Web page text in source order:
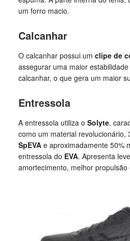
um forro macio.
Calcanhar
O calcanhar possui um clipe de
assegurar uma maior
calcanhar, o que gera um maior
Entressola
A entressola utiliza o Solyte,
como um material revolucionário,
SpEVAe aproximadamente 50%
entressola do EVA. Apresenta
amortecimento, melhor